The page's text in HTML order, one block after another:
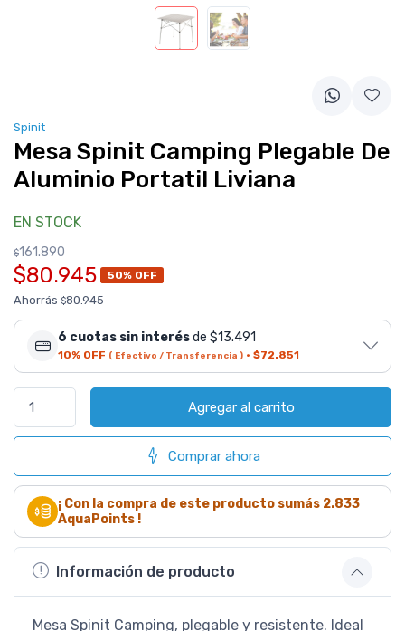
Spinit
Mesa Spinit Camping Plegable De
Aluminio Portatil Liviana
EN STOCK
$161.890
$80.945 50% OFF
Ahorrás $80.945
6 cuotas sin interésde $13.491
10% OFF ( Efectivo / Transferencia ) · $72.851
Agregar al carrito
Comprar ahora
¡ Con la compra de este producto sumás 2.833
AquaPoints !
Información de producto
Mesa Spinit Camping, plegable y resistente. Ideal